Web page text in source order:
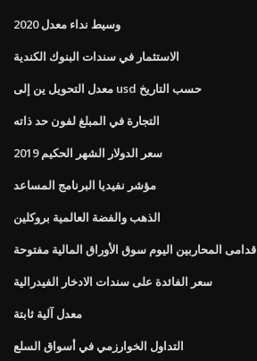
وسيط نداء معدل 2020
الاستثمار في سندات البنوك الكندية
معدل التحويل ين إلى usd حسب التاريخ
التجارة في المبلغ لفون حد ذاته
سعر الدولار الشهر الحكيم 2019
مؤشر نفيديا البرنامج المساعد
الذهب والفضة العالمية بروكلين
قدامى المحاربين اليوم سوق الأوراق المالية مفتوحة
سعر الفائدة على سندات الادخار الفيدرالية
معدل آلية ثابتة
التداول الخوارزمي في أسواق السلع